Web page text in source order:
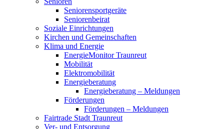
Seniorensportgeräte
Seniorenbeirat
Soziale Einrichtungen
Kirchen und Gemeinschaften
Klima und Energie
EnergieMonitor Traunreut
Mobilität
Elektromobilität
Energieberatung
Energieberatung – Meldungen
Förderungen
Förderungen – Meldungen
Fairtrade Stadt Traunreut
Ver- und Entsorgung